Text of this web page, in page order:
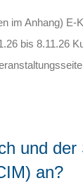
im Anhang) E-
bis 8.11.26
und der
an?